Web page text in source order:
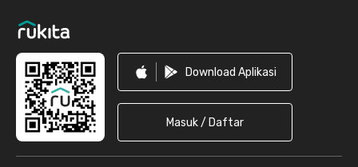
Download Aplikasi
Masuk / Daftar